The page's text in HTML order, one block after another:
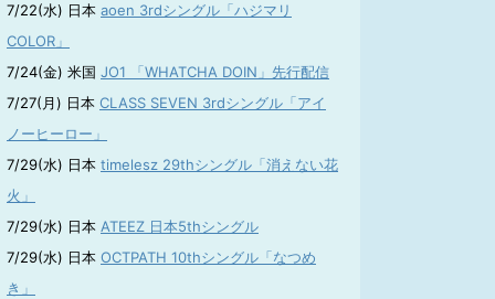
7/22(水) 日本 aoen 3rdシングル「ハジマリ
COLOR」
7/24(金) 米国 JO1 「WHATCHA DOIN」先行配信
7/27(月) 日本 CLASS SEVEN 3rdシングル「アイ
ノーヒーロー」
7/29(水) 日本 timelesz 29thシングル「消えない花
火」
7/29(水) 日本 ATEEZ 日本5thシングル
7/29(水) 日本 OCTPATH 10thシングル「なつめ
き」